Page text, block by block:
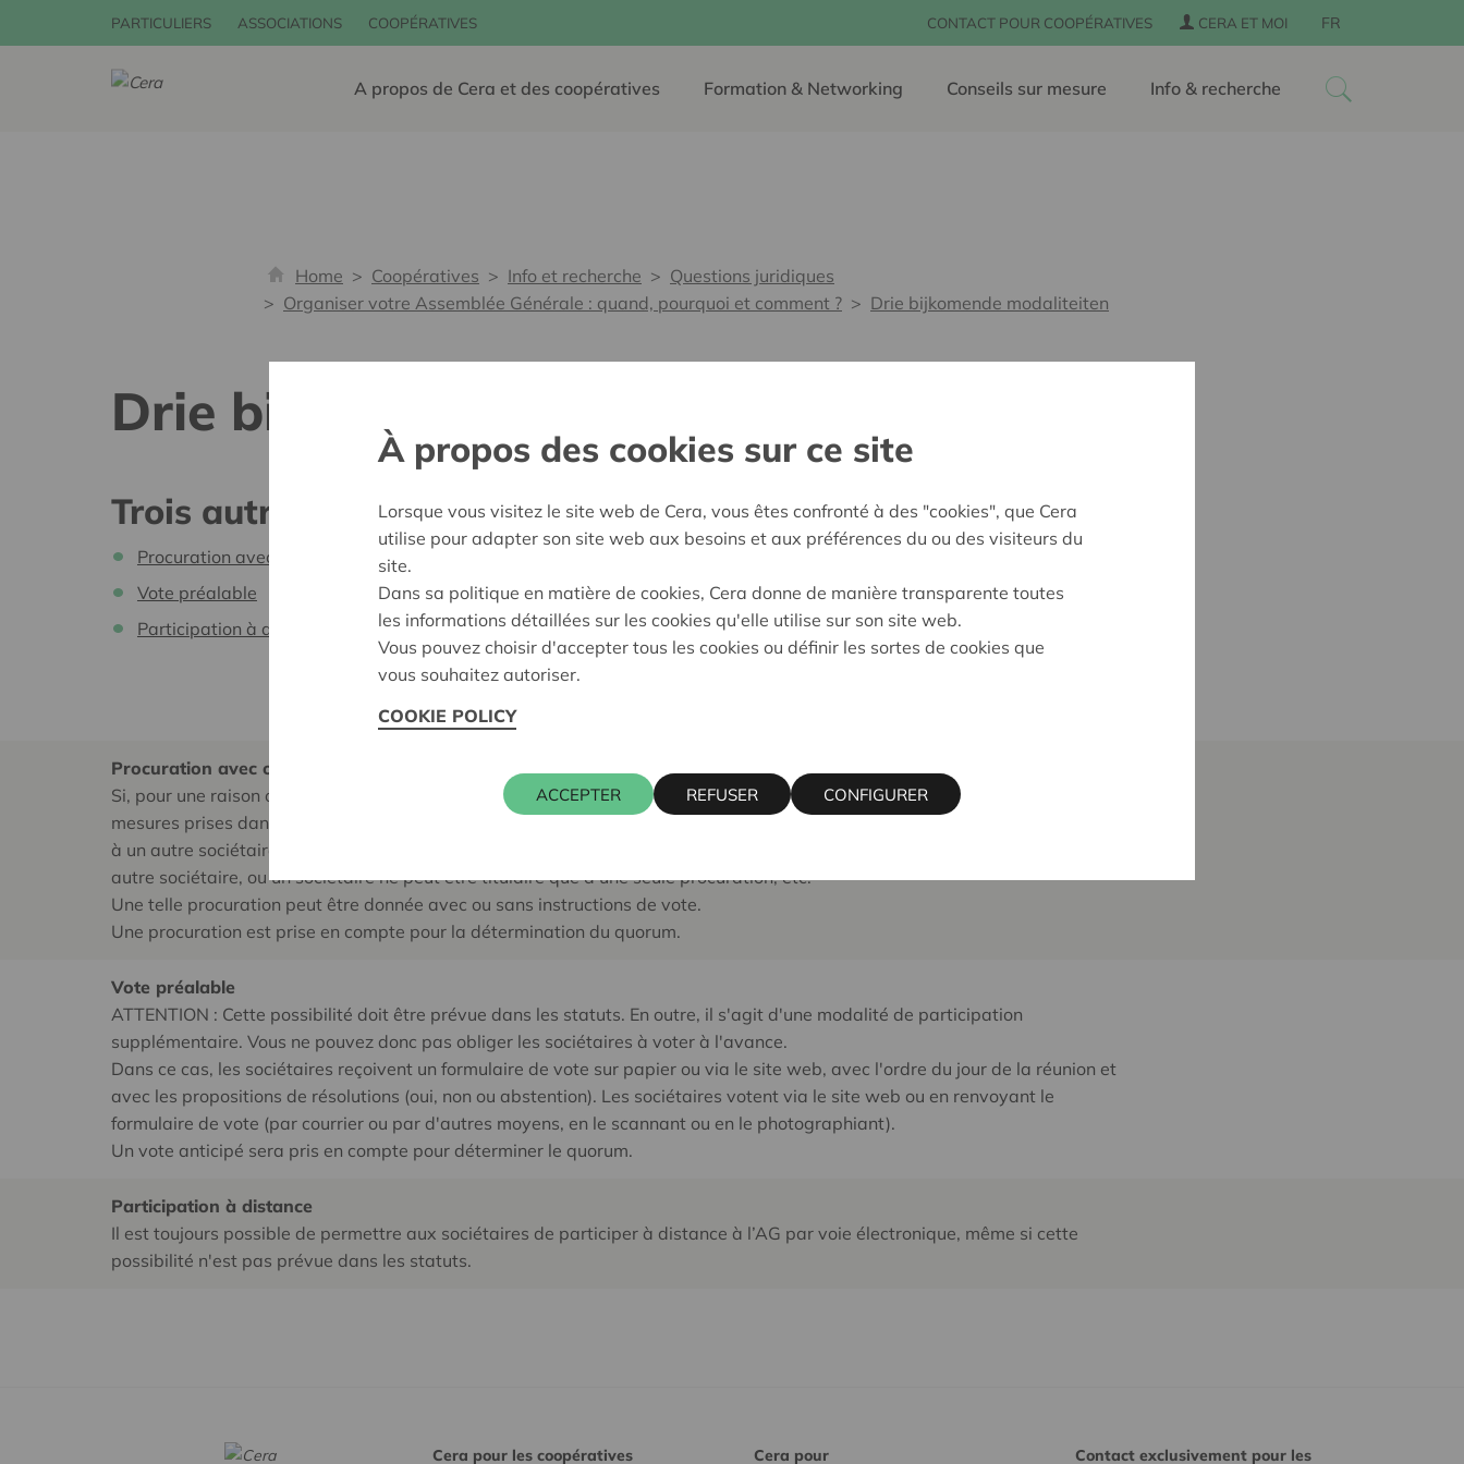
PARTICULIERS ASSOCIATIONS COOPÉRATIVES CONTACT POUR COOPÉRATIVES CERA ET MOI FR
A propos de Cera et des coopératives Formation & Networking Conseils sur mesure Info & recherche
Home Coopératives Info et recherche
Questions juridiques
Organiser votre Assemblée Générale : quand, pourquoi et comment ?
Drie bijkomende modaliteiten
Drie bijkomende modaliteiten
Trois autres modalités de participation
Procuration avec ou sans instructions de vote
Vote préalable
Participation à distance
Procuration avec ou sans instructions de vote
Si, pour une raison ou une autre, un sociétaire ne peut pas assister à la réunion (pour cause de maladie, d'une autre activité, de
mesures prises dans le cadre de la lutte contre la Covid 19, etc.), alors, en principe, une procuration peut toujours être donnée
à un autre sociétaire ou à un tiers. Les statuts peuvent prévoir des restrictions : une procuration ne peut être donnée qu'à un
autre sociétaire, ou un sociétaire ne peut être titulaire que d'une seule procuration, etc.
Une telle procuration peut être donnée avec ou sans instructions de vote.
Une procuration est prise en compte pour la détermination du quorum.
Vote préalable
ATTENTION : Cette possibilité doit être prévue dans les statuts. En outre, il s'agit d'une modalité de participation
supplémentaire. Vous ne pouvez donc pas obliger les sociétaires à voter à l'avance.
Dans ce cas, les sociétaires reçoivent un formulaire de vote sur papier ou via le site web, avec l'ordre du jour de la réunion et
avec les propositions de résolutions (oui, non ou abstention). Les sociétaires votent via le site web ou en renvoyant le
formulaire de vote (par courrier ou par d'autres moyens, en le scannant ou en le photographiant).
Un vote anticipé sera pris en compte pour déterminer le quorum.
Participation à distance
Il est toujours possible de permettre aux sociétaires de participer à distance à l’AG par voie électronique, même si cette
possibilité n'est pas prévue dans les statuts.
Cera pour les coopératives Cera pour Contact exclusivement pour les
À propos des cookies sur ce site
Lorsque vous visitez le site web de Cera, vous êtes confronté à des "cookies", que Cera
utilise pour adapter son site web aux besoins et aux préférences du ou des visiteurs du
site.
Dans sa politique en matière de cookies, Cera donne de manière transparente toutes
les informations détaillées sur les cookies qu'elle utilise sur son site web.
Vous pouvez choisir d'accepter tous les cookies ou définir les sortes de cookies que
vous souhaitez autoriser.
COOKIE POLICY
ACCEPTER REFUSER CONFIGURER